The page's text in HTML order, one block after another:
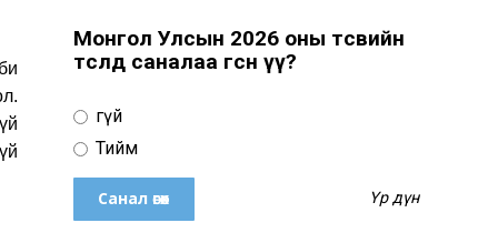
Монгол Улсын 2026 оны төсвийн
төсөлд саналаа өгсөн үү?
Үгүй
Тийм
Үр дүн